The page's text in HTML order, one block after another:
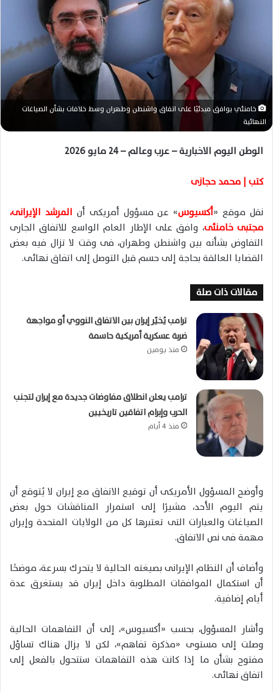
ي
د
ل
ك
ت
و
ن
ا
خامنئي يوافق مبدئيًا على اتفاق واشنطن وطهران وسط خلافات بشأن الصياغات
النهائية
الوطن اليوم الاخبارية – عرب وعالم – 24 مايو 2026
كتب | محمد حجازى
نقل موقع «أكسيوس» عن مسؤول أمريكى أن المرشد الإيرانى،
مجتبى خامنئى، وافق على الإطار العام الواسع للاتفاق الجارى
التفاوض بشأنه بين واشنطن وطهران، فى وقت لا تزال فيه بعض
القضايا العالقة بحاجة إلى حسم قبل التوصل إلى اتفاق نهائى.
مقالات ذات صلة
ترامب يُخيّر إيران بين الاتفاق النووي أو مواجهة
ضربة عسكرية أمريكية حاسمة
منذ يومين
ترامب يعلن انطلاق مفاوضات جديدة مع إيران لتجنب
الحرب وإبرام اتفاقين تاريخيين
منذ 4 أيام
وأوضح المسؤول الأمريكى أن توقيع الاتفاق مع إيران لا يُتوقع أن
يتم اليوم الأحد، مشيرًا إلى استمرار المناقشات حول بعض
الصياغات والعبارات التى تعتبرها كل من الولايات المتحدة وإيران
مهمة فى نص الاتفاق.
وأضاف أن النظام الإيرانى بصيغته الحالية لا يتحرك بسرعة، موضحًا
أن استكمال الموافقات المطلوبة داخل إيران قد يستغرق عدة
أيام إضافية.
وأشار المسؤول، بحسب «أكسيوس»، إلى أن التفاهمات الحالية
وصلت إلى مستوى «مذكرة تفاهم»، لكن لا يزال هناك تساؤل
مفتوح بشأن ما إذا كانت هذه التفاهمات ستتحول بالفعل إلى
اتفاق نهائى.